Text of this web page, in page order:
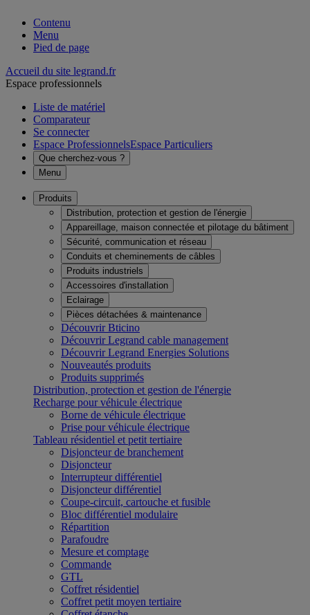
Contenu
Menu
Pied de page
Accueil du site legrand.fr
Espace professionnels
Liste de matériel
Comparateur
Se connecter
Espace ProfessionnelsEspace Particuliers
Que cherchez-vous ?
Menu
Produits
Distribution, protection et gestion de l'énergie
Appareillage, maison connectée et pilotage du bâtiment
Sécurité, communication et réseau
Conduits et cheminements de câbles
Produits industriels
Accessoires d'installation
Eclairage
Pièces détachées & maintenance
Découvrir Bticino
Découvrir Legrand cable management
Découvrir Legrand Energies Solutions
Nouveautés produits
Produits supprimés
Distribution, protection et gestion de l'énergie
Recharge pour véhicule électrique
Borne de véhicule électrique
Prise pour véhicule électrique
Tableau résidentiel et petit tertiaire
Disjoncteur de branchement
Disjoncteur
Interrupteur différentiel
Disjoncteur différentiel
Coupe-circuit, cartouche et fusible
Bloc différentiel modulaire
Répartition
Parafoudre
Mesure et comptage
Commande
GTL
Coffret résidentiel
Coffret petit moyen tertiaire